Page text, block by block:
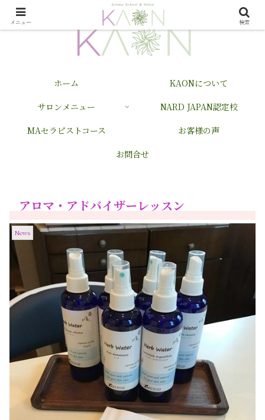
ホーム
KAONについて
サロンメニュー
NARD JAPAN認定校
MAセラピストコース
お客様の声
お問合せ
アロマ・アドバイザーレッスン
News
メニュー 検索